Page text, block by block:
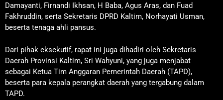
Damayanti, Firnandi Ikhsan, H Baba, Agus Aras, dan Fuad
Fakhruddin, serta Sekretaris DPRD Kaltim, Norhayati Usman,
beserta tenaga ahli pansus.
Dari pihak eksekutif, rapat ini juga dihadiri oleh Sekretaris
Daerah Provinsi Kaltim, Sri Wahyuni, yang juga menjabat
sebagai Ketua Tim Anggaran Pemerintah Daerah (TAPD),
beserta para kepala perangkat daerah yang tergabung dalam
TAPD.